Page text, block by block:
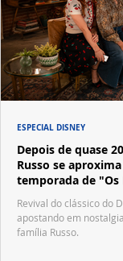
Depois de quase
Russo se
temporada de "Os
Revival do clássico do
apostando em
família Russo.
ESPECIAL DISNEY